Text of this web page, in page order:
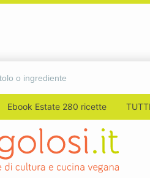
Ebook Estate 280 ricette